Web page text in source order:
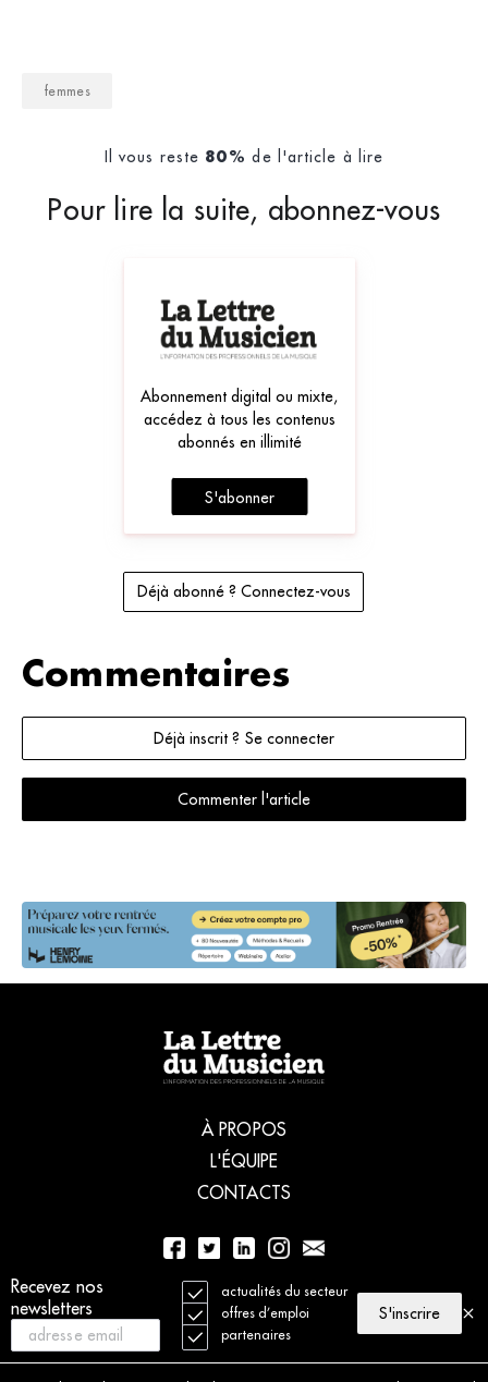
Recevez nos
newsletters
actualités du secteur
offres d’emploi
partenaires
S'inscrire
femmes
Il vous reste 80% de l'article à lire
Pour lire la suite, abonnez-vous
Abonnement digital ou mixte,
accédez à tous les contenus
abonnés en illimité
S'abonner
Déjà abonné ? Connectez-vous
Commentaires
Déjà inscrit ? Se connecter
Commenter l'article
À PROPOS
L'ÉQUIPE
CONTACTS
01 56 77 04 00
© 2021 La Lettre du Musicien. Tous droits réservés